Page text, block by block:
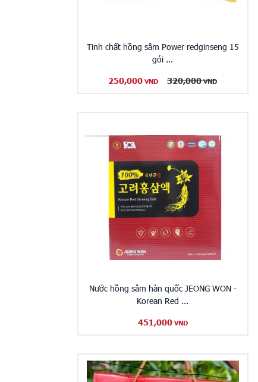
Tinh chất hồng sâm Power redginseng 15
gói ...
250,000 VND 320,000 VND
Nước hồng sâm hàn quốc JEONG WON -
Korean Red ...
451,000 VND